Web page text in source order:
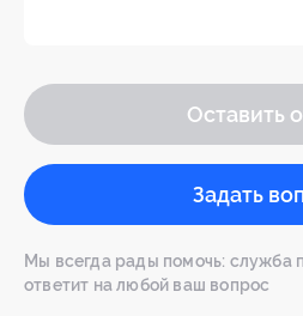
Оставить
Задать
Мы всегда рады помочь: служба
ответит на любой ваш вопрос